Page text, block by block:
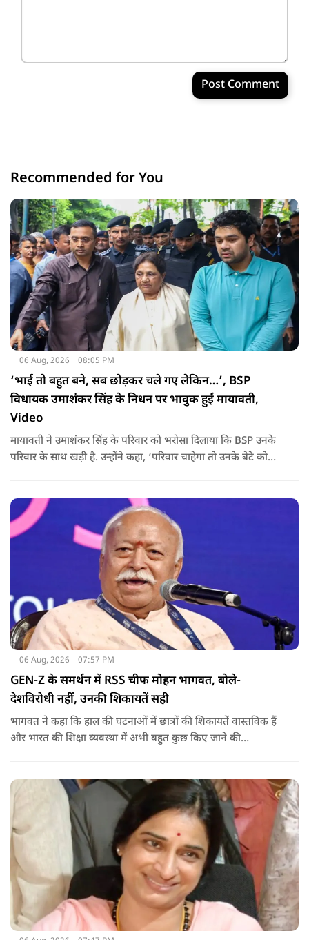
Post Comment
Recommended for You
06 Aug, 2026 08:05 PM
‘भाई तो बहुत बने, सब छोड़कर चले गए लेकिन…’, BSP
विधायक उमाशंकर सिंह के निधन पर भावुक हुईं मायावती,
Video
मायावती ने उमाशंकर सिंह के परिवार को भरोसा दिलाया कि BSP उनके
परिवार के साथ खड़ी है. उन्होंने कहा, ‘परिवार चाहेगा तो उनके बेटे को
06 Aug, 2026 07:57 PM
GEN-Z के समर्थन में RSS चीफ मोहन भागवत, बोले-
देशविरोधी नहीं, उनकी शिकायतें सही
भागवत ने कहा कि हाल की घटनाओं में छात्रों की शिकायतें वास्तविक हैं
और भारत की शिक्षा व्यवस्था में अभी बहुत कुछ किए जाने की